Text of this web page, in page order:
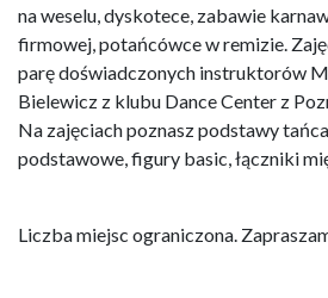
na weselu, dyskotece, zabawie
firmowej, potańcówce w remizie.
parę doświadczonych instruktorów
Bielewicz z klubu Dance Center z
Na zajęciach poznasz podstawy
podstawowe, figury basic, łączniki
Liczba miejsc ograniczona.